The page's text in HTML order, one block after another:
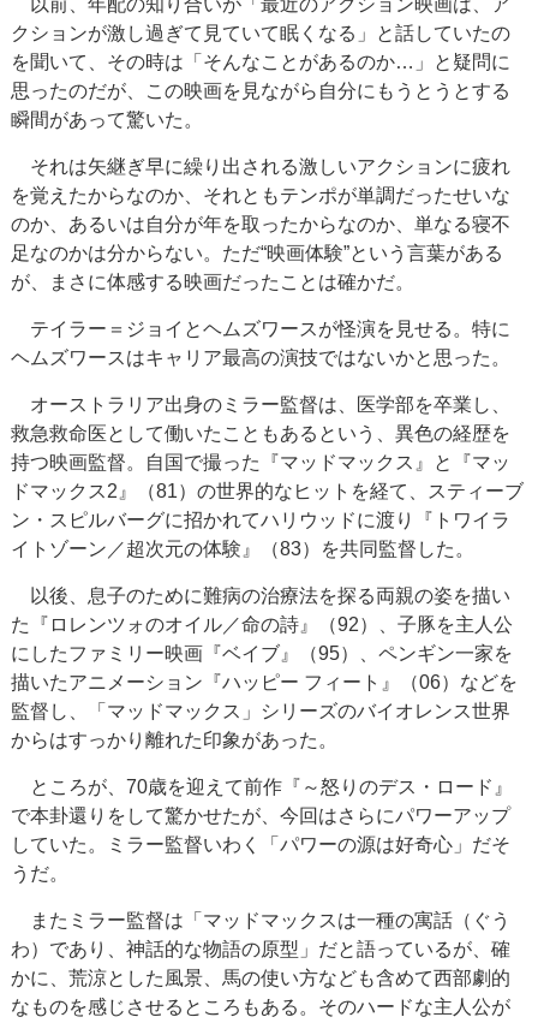
クションが激し過ぎて見ていて眠くなる」と話していたの
を聞いて、その時は「そんなことがあるのか…」と疑問に
思ったのだが、この映画を見ながら自分にもうとうとする
瞬間があって驚いた。
それは矢継ぎ早に繰り出される激しいアクションに疲れ
を覚えたからなのか、それともテンポが単調だったせいな
のか、あるいは自分が年を取ったからなのか、単なる寝不
足なのかは分からない。ただ“映画体験”という言葉がある
が、まさに体感する映画だったことは確かだ。
テイラー＝ジョイとヘムズワースが怪演を見せる。特に
ヘムズワースはキャリア最高の演技ではないかと思った。
オーストラリア出身のミラー監督は、医学部を卒業し、
救急救命医として働いたこともあるという、異色の経歴を
持つ映画監督。自国で撮った『マッドマックス』と『マッ
ドマックス2』（81）の世界的なヒットを経て、スティーブ
ン・スピルバーグに招かれてハリウッドに渡り『トワイラ
イトゾーン／超次元の体験』（83）を共同監督した。
以後、息子のために難病の治療法を探る両親の姿を描い
た『ロレンツォのオイル／命の詩』（92）、子豚を主人公
にしたファミリー映画『ベイブ』（95）、ペンギン一家を
描いたアニメーション『ハッピー フィート』（06）などを
監督し、「マッドマックス」シリーズのバイオレンス世界
からはすっかり離れた印象があった。
ところが、70歳を迎えて前作『～怒りのデス・ロード』
で本卦還りをして驚かせたが、今回はさらにパワーアップ
していた。ミラー監督いわく「パワーの源は好奇心」だそ
うだ。
またミラー監督は「マッドマックスは一種の寓話（ぐう
わ）であり、神話的な物語の原型」だと語っているが、確
かに、荒涼とした風景、馬の使い方なども含めて西部劇的
なものを感じさせるところもある。そのハードな主人公が